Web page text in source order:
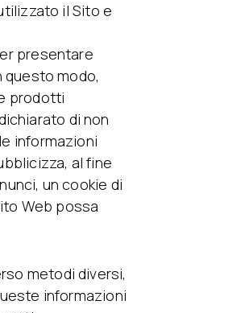
il Sito e
presentare
modo,
prodotti
di non
informazioni
al fine
un cookie di
Web possa
metodi diversi,
informazioni